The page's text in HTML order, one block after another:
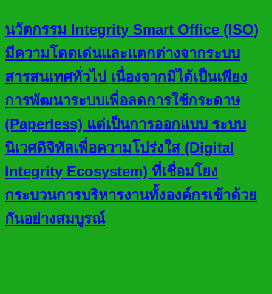
นวัตกรรม Integrity Smart Office (ISO)
มีความโดดเด่นและแตกต่างจากระบบ
สารสนเทศทั่วไป เนื่องจากมิได้เป็นเพียง
การพัฒนาระบบเพื่อลดการใช้กระดาษ
(Paperless) แต่เป็นการออกแบบ ระบบ
นิเวศดิจิทัลเพื่อความโปร่งใส (Digital
Integrity Ecosystem) ที่เชื่อมโยง
กระบวนการบริหารงานทั้งองค์กรเข้าด้วย
กันอย่างสมบูรณ์